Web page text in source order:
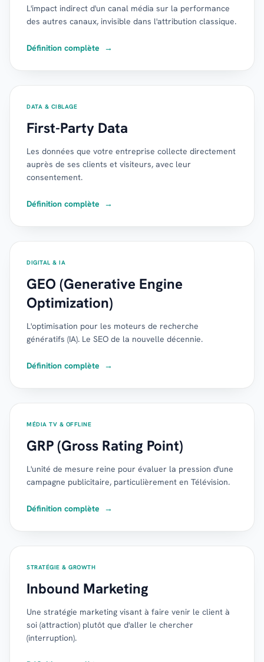
L'impact indirect d'un canal média sur la performance
des autres canaux, invisible dans l'attribution classique.
Définition complète →
DATA & CIBLAGE
First-Party Data
Les données que votre entreprise collecte directement
auprès de ses clients et visiteurs, avec leur
consentement.
Définition complète →
DIGITAL & IA
GEO (Generative Engine
Optimization)
L'optimisation pour les moteurs de recherche
génératifs (IA). Le SEO de la nouvelle décennie.
Définition complète →
MÉDIA TV & OFFLINE
GRP (Gross Rating Point)
L'unité de mesure reine pour évaluer la pression d'une
campagne publicitaire, particulièrement en Télévision.
Définition complète →
STRATÉGIE & GROWTH
Inbound Marketing
Une stratégie marketing visant à faire venir le client à
soi (attraction) plutôt que d'aller le chercher
(interruption).